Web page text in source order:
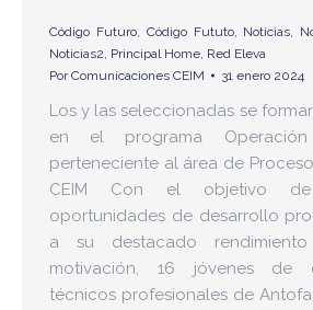
Código Futuro, Código Fututo, Noticias,
Noticias2, Principal Home, Red Eleva
PorComunicaciones CEIM 31 enero 2024
Los y las seleccionadas se
en el programa
perteneciente al área de
CEIM Con el objetivo
oportunidades de desarrollo
a su destacado
motivación, 16 jóvenes de
técnicos profesionales de